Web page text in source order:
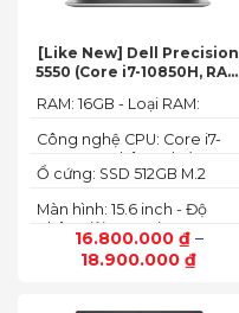
[Like New] Dell Precision
5550 (Core i7-10850H, RAM
Quadro T1000 4G, Màn
15.6” FHD+)
16.800.000 ₫–
18.900.000 ₫
Màn hình: 15.6 inch - Độ
phân giải: FHD+ (1920 x
1200 px)
Ổ cứng: SSD 512GB M.2
Công nghệ CPU: Core i7-
10750H, 6 nhân, 12 luồng
RAM: 16GB - Loại RAM: